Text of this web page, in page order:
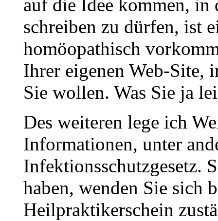
auf die Idee kommen, in
schreiben zu dürfen, ist
homöopathisch
Ihrer eigenen Web-Site,
Sie wollen. Was Sie ja
Des weiteren lege ich
Informationen, unter
Infektionsschutzgesetz.
haben, wenden Sie sich
Heilpraktikerschein